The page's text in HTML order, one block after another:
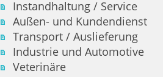
Instandhaltung / Service
Außen- und Kundendienst
Transport / Auslieferung
Industrie und Automotive
Veterinäre